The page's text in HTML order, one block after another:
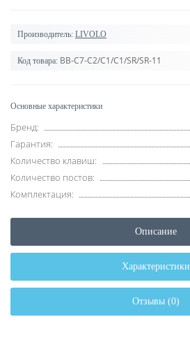
Производитель: LIVOLO
Код товара: BB-C7-C2/C1/C1/SR/SR-11
Основные характеристики
Бренд:
Гарантия:
Количество клавиш:
Количество постов:
Комплектация:
Описание
Характеристики
Отзывы (0)